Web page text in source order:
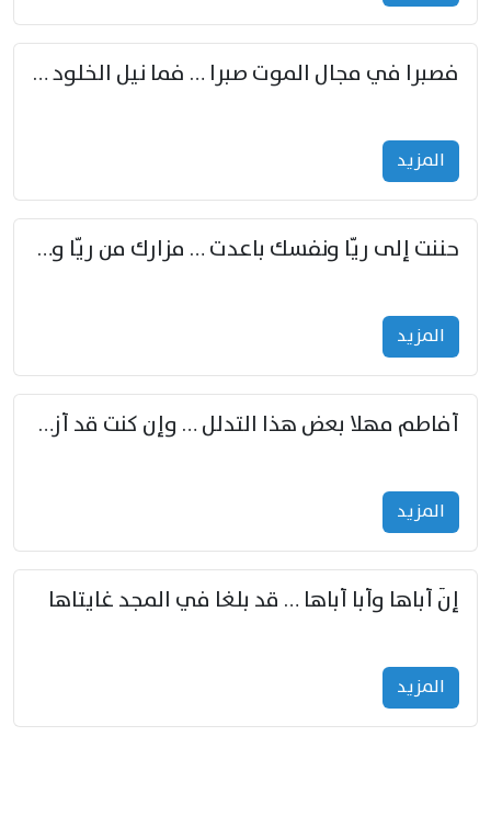
فصبرا في مجال الموت صبرا … فما نيل الخلود بمستطاع
المزید
حننت إلى ريّا ونفسك باعدت … مزارك من ريّا وشعباكما معا
المزید
أفاطم مهلا بعض هذا التدلل … وإن كنت قد أزمعت صرمي فأجملي
المزید
إنّ أباها وأبا أباها … قد بلغا في المجد غايتاها
المزید